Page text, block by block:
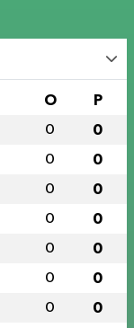
O P
0 0
0 0
0 0
0 0
0 0
0 0
0 0